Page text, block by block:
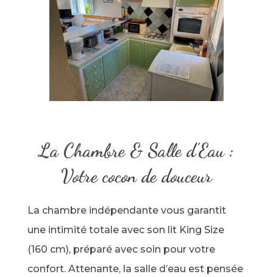
La Chambre & Salle d’Eau :
Votre cocon de douceur
La chambre indépendante vous garantit
une intimité totale avec son lit King Size
(160 cm), préparé avec soin pour votre
confort. Attenante, la salle d’eau est pensée